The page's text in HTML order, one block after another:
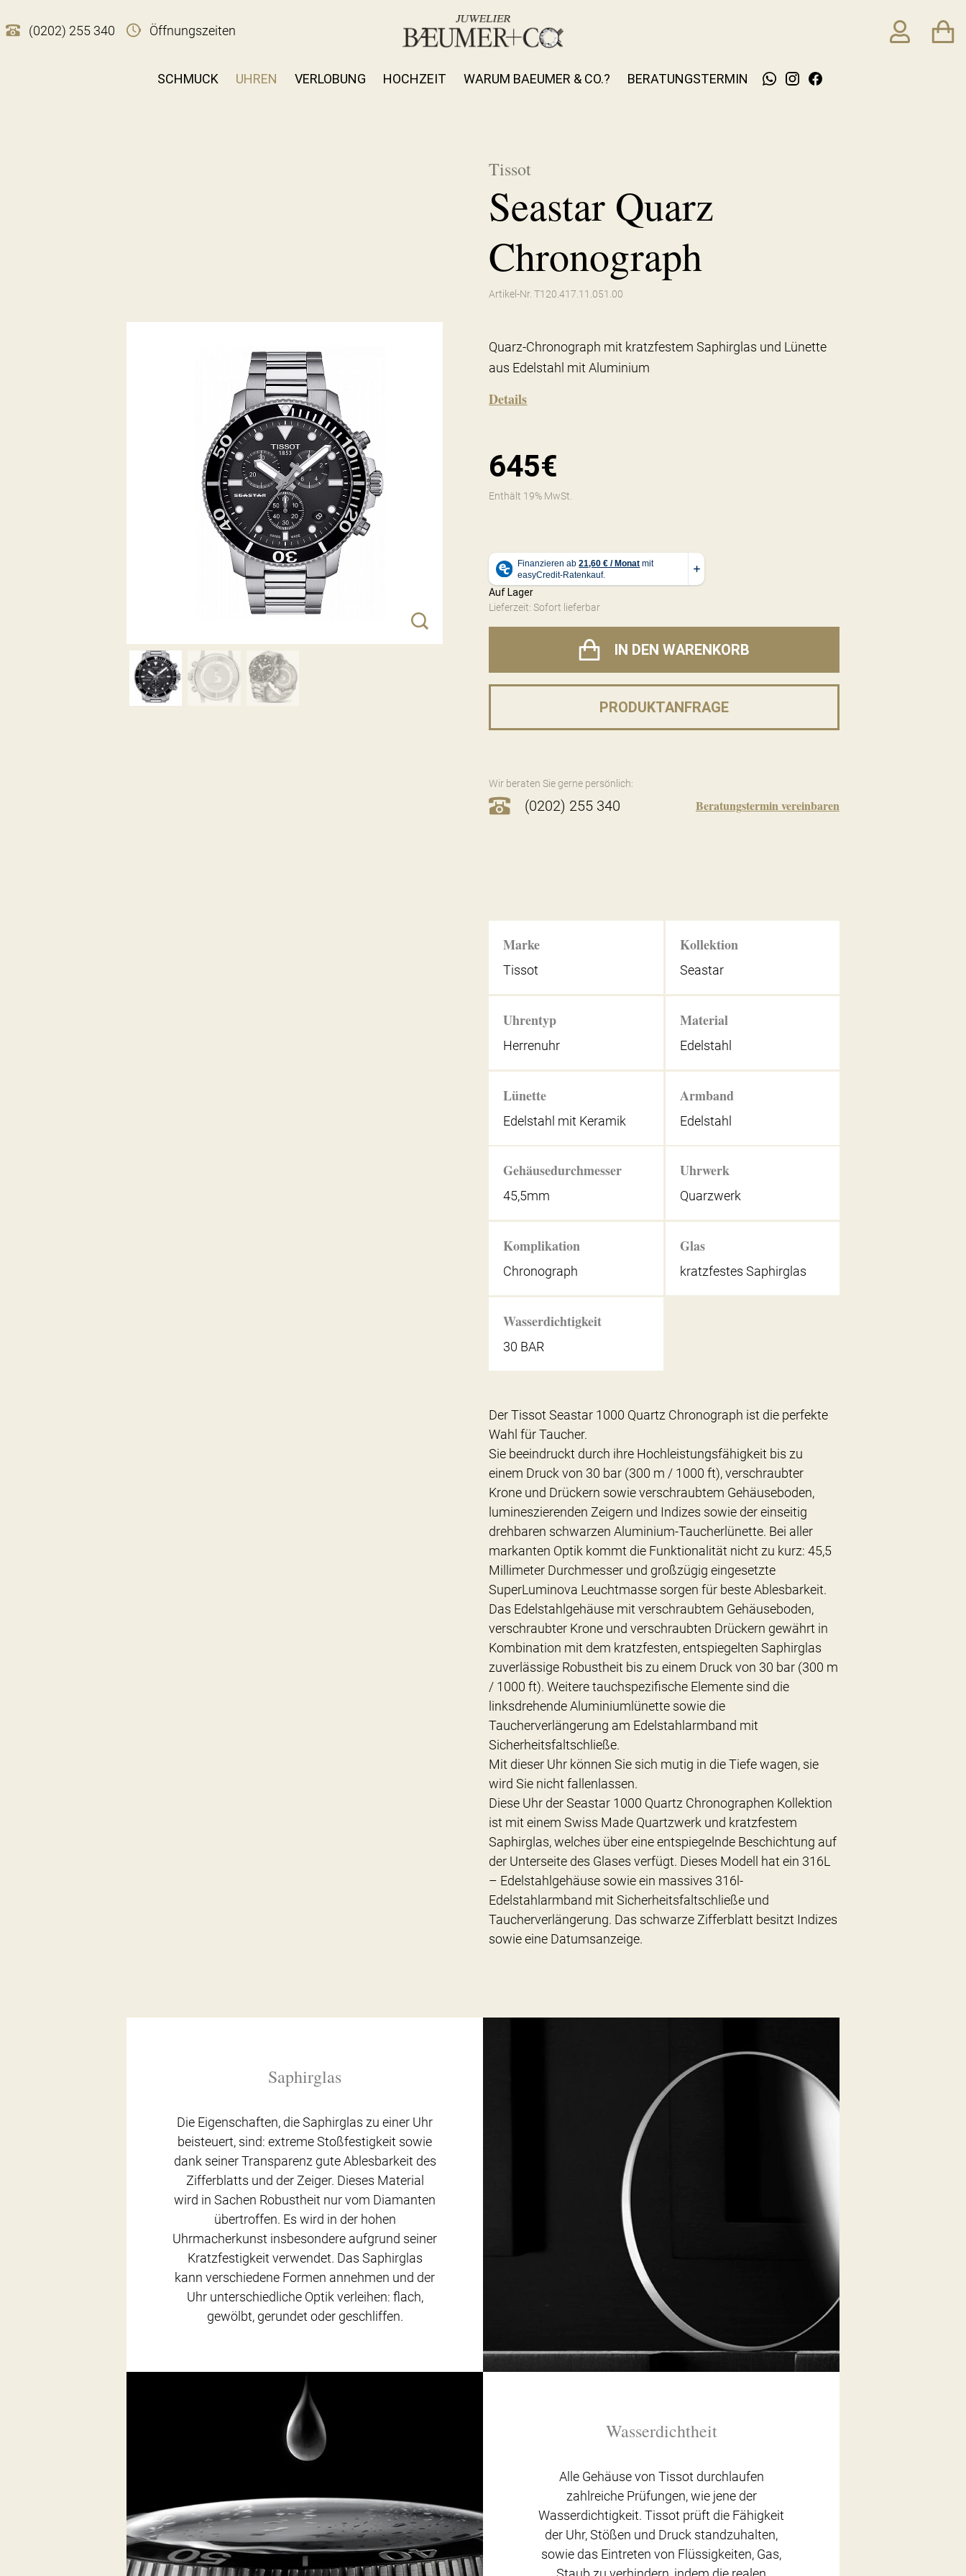
(0202) 255 340 Öffnungszeiten
SCHMUCK UHREN VERLOBUNG HOCHZEIT WARUM BAEUMER & CO.? BERATUNGSTERMIN
Tissot
Seastar Quarz
Chronograph
Artikel-Nr. T120.417.11.051.00
Quarz-Chronograph mit kratzfestem Saphirglas und Lünette
aus Edelstahl mit Aluminium
Details
645€
Enthält 19% MwSt.
Auf Lager
Lieferzeit: Sofort lieferbar
IN DEN WARENKORB
PRODUKTANFRAGE
Wir beraten Sie gerne persönlich:
(0202) 255 340 Beratungstermin vereinbaren
Marke
Tissot
Kollektion
Seastar
Uhrentyp
Herrenuhr
Material
Edelstahl
Lünette
Edelstahl mit Keramik
Armband
Edelstahl
Gehäusedurchmesser
45,5mm
Uhrwerk
Quarzwerk
Komplikation
Chronograph
Glas
kratzfestes Saphirglas
Wasserdichtigkeit
30 BAR
Der Tissot Seastar 1000 Quartz Chronograph ist die perfekte
Wahl für Taucher.
Sie beeindruckt durch ihre Hochleistungsfähigkeit bis zu
einem Druck von 30 bar (300 m / 1000 ft), verschraubter
Krone und Drückern sowie verschraubtem Gehäuseboden,
lumineszierenden Zeigern und Indizes sowie der einseitig
drehbaren schwarzen Aluminium-Taucherlünette. Bei aller
markanten Optik kommt die Funktionalität nicht zu kurz: 45,5
Millimeter Durchmesser und großzügig eingesetzte
SuperLuminova Leuchtmasse sorgen für beste Ablesbarkeit.
Das Edelstahlgehäuse mit verschraubtem Gehäuseboden,
verschraubter Krone und verschraubten Drückern gewährt in
Kombination mit dem kratzfesten, entspiegelten Saphirglas
zuverlässige Robustheit bis zu einem Druck von 30 bar (300 m
/ 1000 ft). Weitere tauchspezifische Elemente sind die
linksdrehende Aluminiumlünette sowie die
Taucherverlängerung am Edelstahlarmband mit
Sicherheitsfaltschließe.
Mit dieser Uhr können Sie sich mutig in die Tiefe wagen, sie
wird Sie nicht fallenlassen.
Diese Uhr der Seastar 1000 Quartz Chronographen Kollektion
ist mit einem Swiss Made Quartzwerk und kratzfestem
Saphirglas, welches über eine entspiegelnde Beschichtung auf
der Unterseite des Glases verfügt. Dieses Modell hat ein 316L
– Edelstahlgehäuse sowie ein massives 316l-
Edelstahlarmband mit Sicherheitsfaltschließe und
Taucherverlängerung. Das schwarze Zifferblatt besitzt Indizes
sowie eine Datumsanzeige.
Saphirglas
Die Eigenschaften, die Saphirglas zu einer Uhr
beisteuert, sind: extreme Stoßfestigkeit sowie
dank seiner Transparenz gute Ablesbarkeit des
Zifferblatts und der Zeiger. Dieses Material
wird in Sachen Robustheit nur vom Diamanten
übertroffen. Es wird in der hohen
Uhrmacherkunst insbesondere aufgrund seiner
Kratzfestigkeit verwendet. Das Saphirglas
kann verschiedene Formen annehmen und der
Uhr unterschiedliche Optik verleihen: flach,
gewölbt, gerundet oder geschliffen.
Wasserdichtheit
Alle Gehäuse von Tissot durchlaufen
zahlreiche Prüfungen, wie jene der
Wasserdichtigkeit. Tissot prüft die Fähigkeit
der Uhr, Stößen und Druck standzuhalten,
sowie das Eintreten von Flüssigkeiten, Gas,